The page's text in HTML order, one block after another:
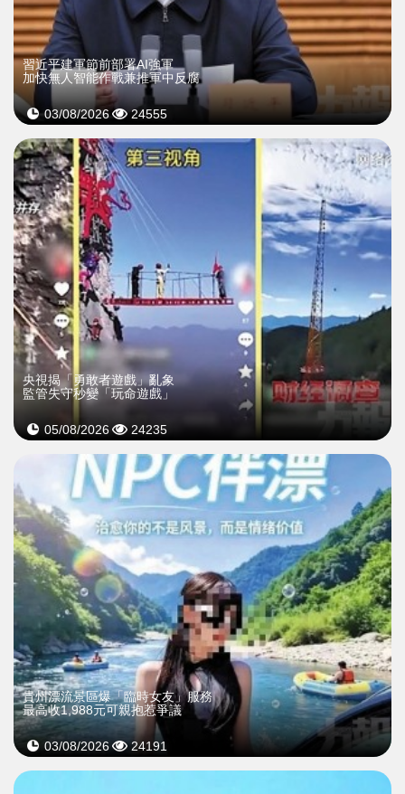
習近平建軍節前部署AI強軍
加快無人智能作戰兼推軍中反腐
03/08/2026 24555
央視揭「勇敢者遊戲」亂象
監管失守秒變「玩命遊戲」
05/08/2026 24235
貴州漂流景區爆「臨時女友」服務
最高收1,988元可親抱惹爭議
03/08/2026 24191